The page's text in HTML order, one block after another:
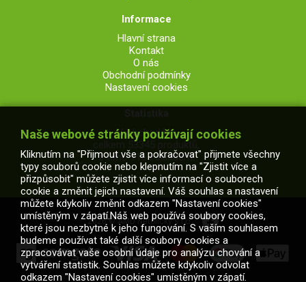
Informace
Hlavní strana
Kontakt
O nás
Obchodní podmínky
Nastavení cookies
V obchodě je
celkem 53345 produktů,
z toho 7165 skladem.
2026 © AMD Netolický s.r.o.
Naše webové stránky používají cookies
Kliknutím na "Přijmout vše a pokračovat" přijmete všechny
typy souborů cookie nebo klepnutím na "Zjistit více a
přizpůsobit" můžete zjistit více informací o souborech
cookie a změnit jejich nastavení. Váš souhlas a nastavení
můžete kdykoliv změnit odkazem "Nastavení cookies"
umístěným v zápatí.Náš web používá soubory cookies,
které jsou nezbytné k jeho fungování. S vaším souhlasem
budeme používat také další soubory cookies a
zpracovávat vaše osobní údaje pro analýzu chování a
vytváření statistik. Souhlas můžete kdykoliv odvolat
odkazem "Nastavení cookies" umístěným v zápatí.